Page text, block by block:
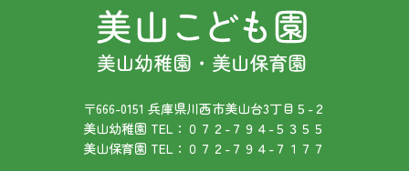
〒666-0151 兵庫県川西市美山台3丁目５-２
美山幼稚園 TEL：０７２-７９４-５３５５
美山保育園 TEL：０７２-７９４-７１７７